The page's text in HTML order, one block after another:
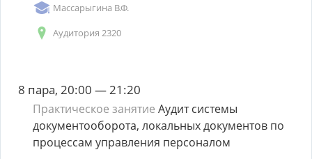
Массарыгина В.Ф.
Аудитория 2320
8 пара, 20:00 — 21:20
Практическое занятие Аудит системы
документооборота, локальных документов по
процессам управления персоналом